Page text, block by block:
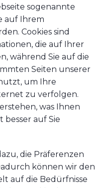
sogenannte
auf Ihrem
Cookies sind
die auf Ihrer
während Sie auf die
Seiten unserer
um Ihre
zu verfolgen.
was Ihnen
auf Sie
die Präferenzen
können wir den
auf die Bedürfnisse